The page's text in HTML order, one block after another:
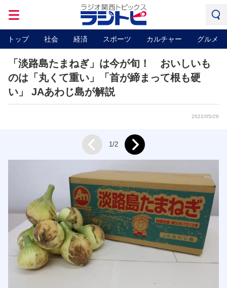
トップ 社会 経済 スポーツ カルチャー グルメ
「淡路島たまねぎ」は今が旬！ おいしいも
のは「丸くて重い」「首が締まって根も硬
い」 JAあわじ島が解説
2022/05/26
Prev 1/2 Next